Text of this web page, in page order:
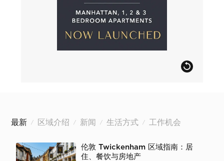
最新 / 区域介绍 / 新闻 / 生活方式 / 工作机会
伦敦 Twickenham 区域指南：居
住、餐饮与房地产